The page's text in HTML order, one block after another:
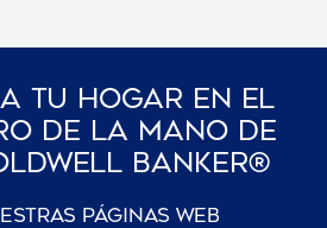
Tu Hogar En El
De La Mano De
Banker®
páginas web